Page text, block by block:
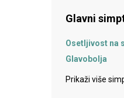
Glavni
Osetljivost na
Glavobolja
Prikaži više